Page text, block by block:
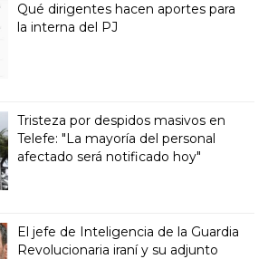
Qué dirigentes hacen aportes para
la interna del PJ
Tristeza por despidos masivos en
Telefe: "La mayoría del personal
afectado será notificado hoy"
El jefe de Inteligencia de la Guardia
Revolucionaria iraní y su adjunto